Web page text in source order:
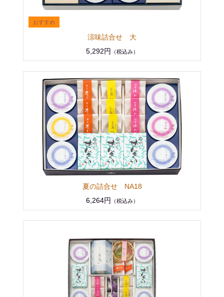
涼味詰合せ 大
5,292円
（税込み）
夏の詰合せ NA18
6,264円
（税込み）